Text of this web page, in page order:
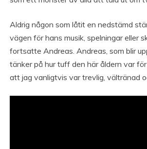
Aldrig någon som låtit en nedstämd
vägen för hans musik, spelningar eller
fortsatte Andreas. Andreas, som blir
tänker på hur tuff den här åldern var
att jag vanligtvis var trevlig, vältränad